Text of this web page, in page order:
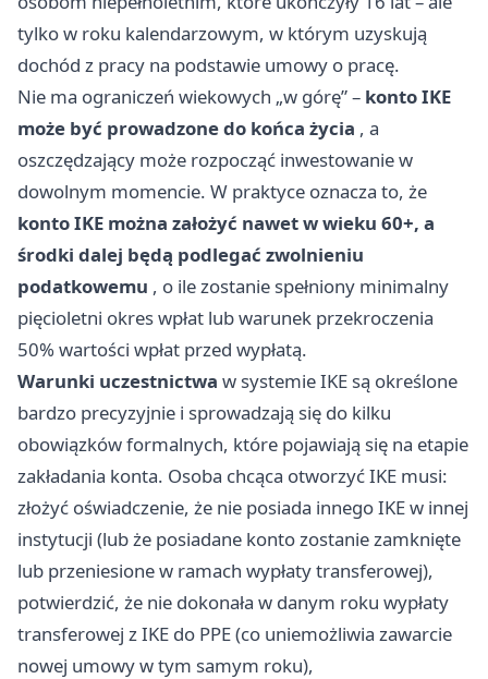
tylko w roku kalendarzowym, w którym uzyskują
dochód z pracy na podstawie umowy o pracę.
Nie ma ograniczeń wiekowych „w górę” – konto IKE
może być prowadzone do końca życia , a
oszczędzający może rozpocząć inwestowanie w
dowolnym momencie. W praktyce oznacza to, że
konto IKE można założyć nawet w wieku 60+, a
środki dalej będą podlegać zwolnieniu
podatkowemu , o ile zostanie spełniony minimalny
pięcioletni okres wpłat lub warunek przekroczenia
50% wartości wpłat przed wypłatą.
Warunki uczestnictwa w systemie IKE są określone
bardzo precyzyjnie i sprowadzają się do kilku
obowiązków formalnych, które pojawiają się na etapie
zakładania konta. Osoba chcąca otworzyć IKE musi:
złożyć oświadczenie, że nie posiada innego IKE w innej
instytucji (lub że posiadane konto zostanie zamknięte
lub przeniesione w ramach wypłaty transferowej),
potwierdzić, że nie dokonała w danym roku wypłaty
transferowej z IKE do PPE (co uniemożliwia zawarcie
nowej umowy w tym samym roku),